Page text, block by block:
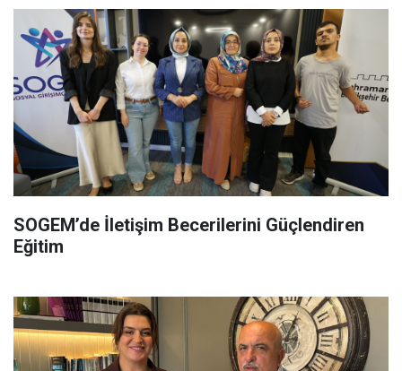
SOGEM’de İletişim Becerilerini Güçlendiren
Eğitim